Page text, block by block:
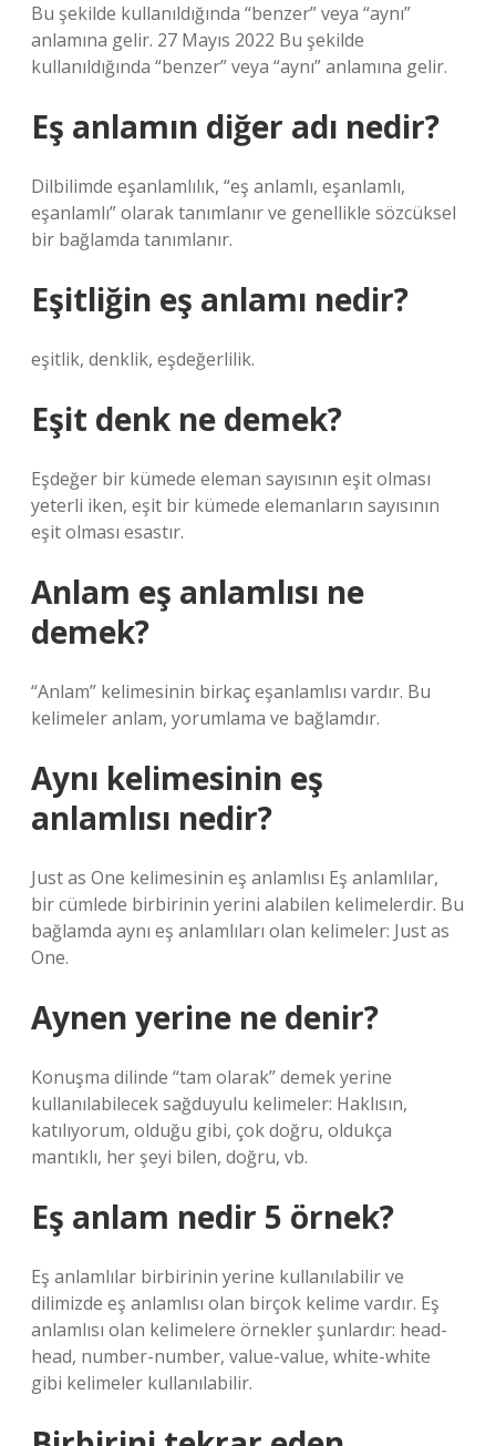
Bu şekilde kullanıldığında “benzer” veya “aynı”
anlamına gelir. 27 Mayıs 2022 Bu şekilde
kullanıldığında “benzer” veya “aynı” anlamına gelir.
Eş anlamın diğer adı nedir?
Dilbilimde eşanlamlılık, “eş anlamlı, eşanlamlı,
eşanlamlı” olarak tanımlanır ve genellikle sözcüksel
bir bağlamda tanımlanır.
Eşitliğin eş anlamı nedir?
eşitlik, denklik, eşdeğerlilik.
Eşit denk ne demek?
Eşdeğer bir kümede eleman sayısının eşit olması
yeterli iken, eşit bir kümede elemanların sayısının
eşit olması esastır.
Anlam eş anlamlısı ne
demek?
“Anlam” kelimesinin birkaç eşanlamlısı vardır. Bu
kelimeler anlam, yorumlama ve bağlamdır.
Aynı kelimesinin eş
anlamlısı nedir?
Just as One kelimesinin eş anlamlısı Eş anlamlılar,
bir cümlede birbirinin yerini alabilen kelimelerdir. Bu
bağlamda aynı eş anlamlıları olan kelimeler: Just as
One.
Aynen yerine ne denir?
Konuşma dilinde “tam olarak” demek yerine
kullanılabilecek sağduyulu kelimeler: Haklısın,
katılıyorum, olduğu gibi, çok doğru, oldukça
mantıklı, her şeyi bilen, doğru, vb.
Eş anlam nedir 5 örnek?
Eş anlamlılar birbirinin yerine kullanılabilir ve
dilimizde eş anlamlısı olan birçok kelime vardır. Eş
anlamlısı olan kelimelere örnekler şunlardır: head-
head, number-number, value-value, white-white
gibi kelimeler kullanılabilir.